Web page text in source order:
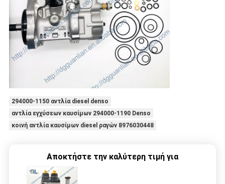
294000-1150 αντλία diesel denso
αντλία εγχύσεων καυσίμων 294000-1190 Denso
κοινή αντλία καυσίμων diesel ραγών 8976030448
Αποκτήστε την καλύτερη τιμή για